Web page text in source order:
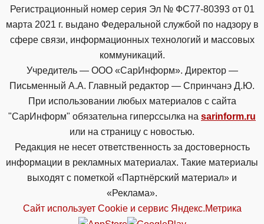
Регистрационный номер серия Эл № ФС77-80393 от 01
марта 2021 г. выдано Федеральной службой по надзору в
сфере связи, информационных технологий и массовых
коммуникаций.
Учредитель — ООО «СарИнформ». Директор —
Письменный А.А. Главный редактор — Спринчанэ Д.Ю.
При использовании любых материалов с сайта
"СарИнформ" обязательна гиперссылка на sarinform.ru
или на страницу с новостью.
Редакция не несет ответственность за достоверность
информации в рекламных материалах. Такие материалы
выходят с пометкой «Партнёрский материал» и
«Реклама».
Сайт использует Cookie и сервиc Яндекс.Метрика